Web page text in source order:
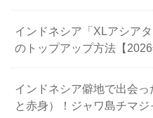
インドネシア「XLアシア
のトップアップ方法【2026
インドネシア僻地で出会
と赤身）！ジャワ島チマ